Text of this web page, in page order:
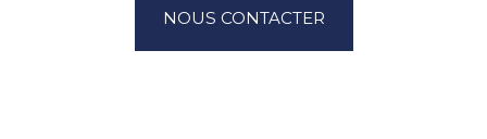
NOUS CONTACTER